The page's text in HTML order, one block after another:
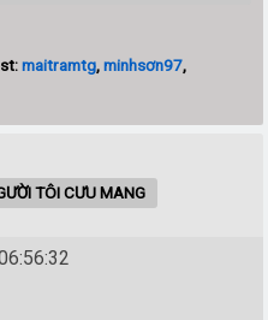
maitramtg,minhsơn97,
TÔI CƯU MANG